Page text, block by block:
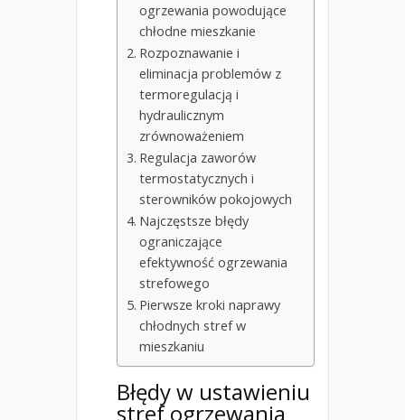
ogrzewania powodujące
chłodne mieszkanie
Rozpoznawanie i
eliminacja problemów z
termoregulacją i
hydraulicznym
zrównoważeniem
Regulacja zaworów
termostatycznych i
sterowników pokojowych
Najczęstsze błędy
ograniczające
efektywność ogrzewania
strefowego
Pierwsze kroki naprawy
chłodnych stref w
mieszkaniu
Błędy w ustawieniu
stref ogrzewania